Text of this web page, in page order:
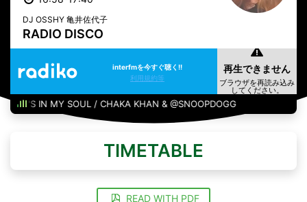
DJ OSSHY 亀井佐代子
RADIO DISCO
interfmを今すぐ聴く!!
利用規約等
IN MY SOUL / CHAKA KHAN & @SNOOPDOGG
TIMETABLE
READ WITH PDF